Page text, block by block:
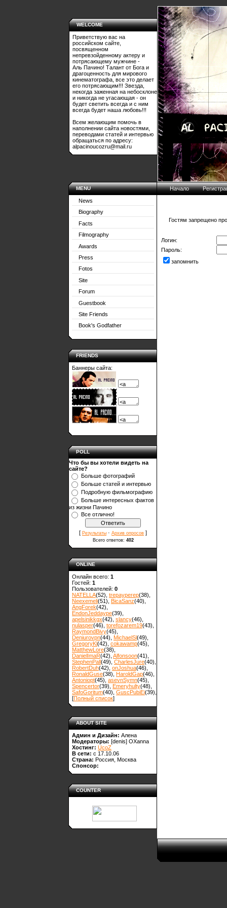
WELCOME
Приветствую вас на
российском сайте,
посвященном
непревзойденному актеру и
потрясающему мужчине -
Аль Пачино! Талант от Бога и
драгоценность для мирового
кинематографа, все это делает
его потрясающим!!! Звезда,
некогда заженная на небосклоне
и никогда не угасающая - он
будет светить всегда и с ним
всегда будет наша любовь!!!
Всем желающим помочь в
наполнении сайта новостями,
переводами статей и интервью
обращаться по адресу:
alpacinoucozru@mail.ru
MENU
News
Biography
Facts
Filmography
Awards
Press
Fotos
Site
Forum
Guestbook
Site Friends
Book's Godfather
FRIENDS
Баннеры сайта:
POLL
Что бы вы хотели видеть на
сайте?
Больше фотографий
Больше статей и интервью
Подробную фильмографию
Больше интересных фактов
из жизни Пачино
Все отлично!
[ Результаты · Архив опросов ]
Всего ответов: 402
ONLINE
Онлайн всего: 1
Гостей: 1
Пользователей: 0
NATELLA(52) trepayperep(38)
Neexemeli(51) BicaSanz(40)
AngForek(42)
EndonJeddaype(39)
apelsinikkgx(42) slancy(46)
nulasper(46) torefozarem19(43)
RaymondBivy(45)
Deniurovpn(44) MichaelSl(49)
GregoryKl(42) cokawamp(45)
MatthewLore(38)
DanielImaR(42) Alfonsoon(41)
StephenPall(49) CharlesJure(40)
RobertDuh(42) onJoshua(46)
RonaldGuse(38) HaroldGap(46)
Antoniopt(45) asevnSymn(45)
Spencertor(39) Emeryhulty(48)
SafoGoritum(40) GuscPubiEi(39)
[Полный список]
ABOUT SITE
Админ и Дизайн: Алена
Модераторы: [denis] OXanna
Хостинг: UcoZ
В сети: с 17.10.06
Страна: Россия, Москва
Спонсор:
COUNTER
Начало
Гостям запрещено
Логин:
Пароль:
запомнить